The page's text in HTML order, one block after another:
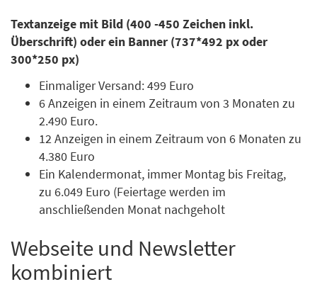
Textanzeige mit Bild (400 -450 Zeichen inkl.
Überschrift) oder ein Banner (737*492 px oder
300*250 px)
Einmaliger Versand: 499 Euro
6 Anzeigen in einem Zeitraum von 3 Monaten zu
2.490 Euro.
12 Anzeigen in einem Zeitraum von 6 Monaten zu
4.380 Euro
Ein Kalendermonat, immer Montag bis Freitag,
zu 6.049 Euro (Feiertage werden im
anschließenden Monat nachgeholt
Webseite und Newsletter
kombiniert